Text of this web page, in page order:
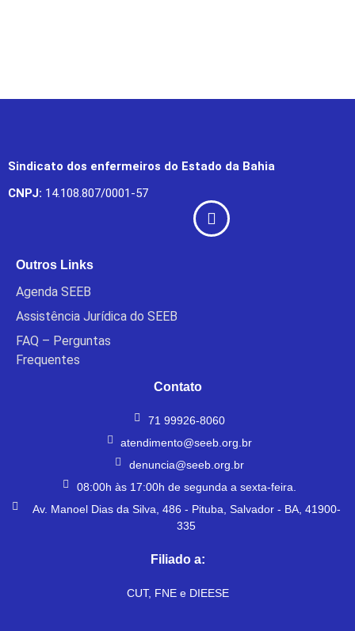
Sindicato dos enfermeiros do Estado da Bahia
CNPJ: 14.108.807/0001-57
Outros Links
Agenda SEEB
Assistência Jurídica do SEEB
FAQ – Perguntas
Frequentes
Contato
71 99926-8060
atendimento@seeb.org.br
denuncia@seeb.org.br
08:00h às 17:00h de segunda a sexta-feira.
Av. Manoel Dias da Silva, 486 - Pituba, Salvador - BA, 41900-
335
Filiado a:
CUT, FNE e DIEESE